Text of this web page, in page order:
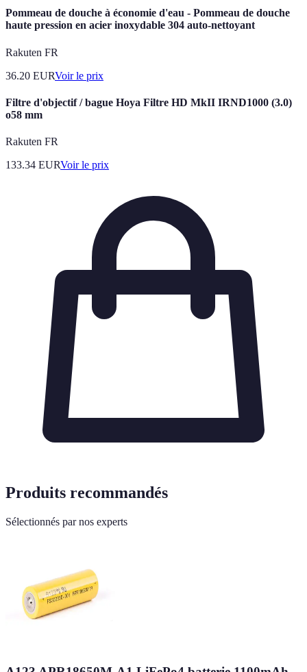
Pommeau de douche à économie d'eau - Pommeau de douche
haute pression en acier inoxydable 304 auto-nettoyant
Rakuten FR
36.20 EURVoir le prix
Filtre d'objectif / bague Hoya Filtre HD MkII IRND1000 (3.0)
o58 mm
Rakuten FR
133.34 EURVoir le prix
Produits recommandés
Sélectionnés par nos experts